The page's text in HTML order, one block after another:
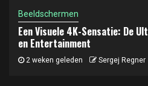
Beeldschermen
Een Visuele 4K-Sensatie: De
en Entertainment
2 weken geleden Sergej Regner